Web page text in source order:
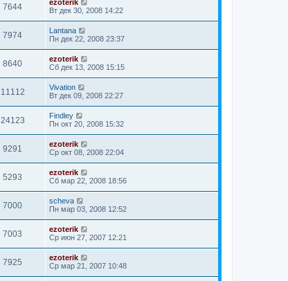
7644
ezoterik
Вт дек 30, 2008 14:22
7974
Lantana
Пн дек 22, 2008 23:37
8640
ezoterik
Сб дек 13, 2008 15:15
11112
Vivation
Вт дек 09, 2008 22:27
24123
Findley
Пн окт 20, 2008 15:32
9291
ezoterik
Ср окт 08, 2008 22:04
5293
ezoterik
Сб мар 22, 2008 18:56
7000
sсheva
Пн мар 03, 2008 12:52
7003
ezoterik
Ср июн 27, 2007 12:21
7925
ezoterik
Ср мар 21, 2007 10:48